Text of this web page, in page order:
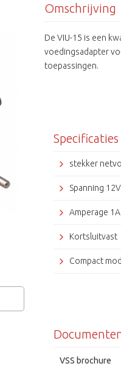
Omschrijving
De VIU-15 is een
voedingsadapter
toepassingen.
Specificaties
stekker
Spanning
Amperage 1A
Kortsluitvast
Compact
VSS brochure